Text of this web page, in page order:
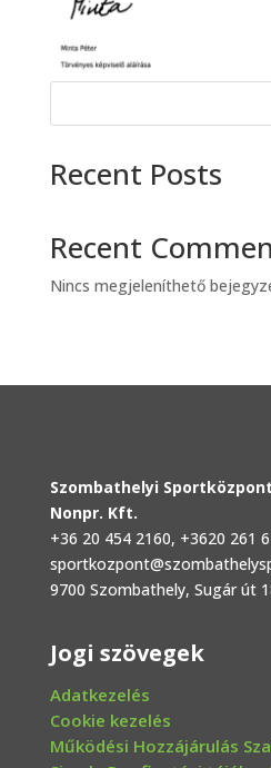
Recent Posts
Recent
Nincs megjeleníthető
Szombathelyi
Nonpr. Kft.
+36 20 454 2160, +3620 261
9700 Szombathely, Sugár út
Jogi szövegek
Adatkezelés
Cookie kezelés
Működési Hozzájárulás